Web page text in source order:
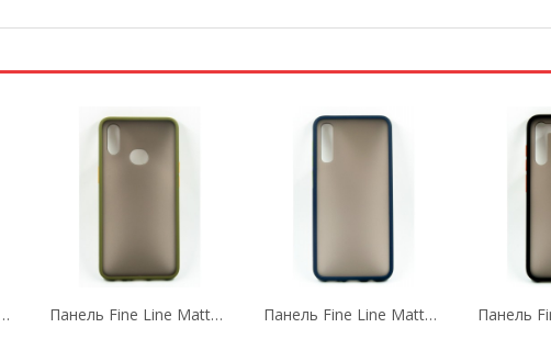
Для Xiaomi Redmi Note 8 Панель Fine Line Matte Для Samsung Galaxy A10s... Панель Fine Line Matte Для Samsung Galaxy...